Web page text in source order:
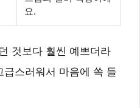
요.
것보다 훨씬 예쁘더라
스러워서 마음에 쏙 들